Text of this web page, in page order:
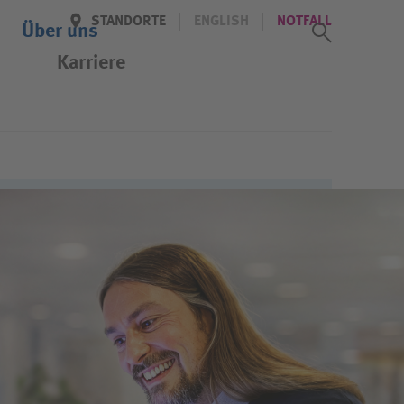
STANDORTE ENGLISH NOTFALL
Über uns
Karriere